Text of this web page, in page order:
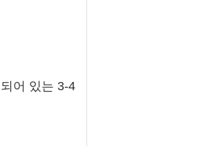
어 있는 3-4